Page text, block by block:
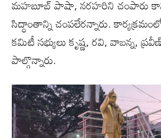
మహబూబ్ పాషా, నరహరిని చంపారు
సిద్ధాంతాన్ని చంపలేరన్నారు.
కమిటీ సభ్యులు కృష్ణ, రవి, వాబన్న,
పాల్గొన్నారు.